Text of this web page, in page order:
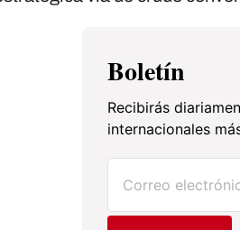
Boletín
Recibirás
internacionales